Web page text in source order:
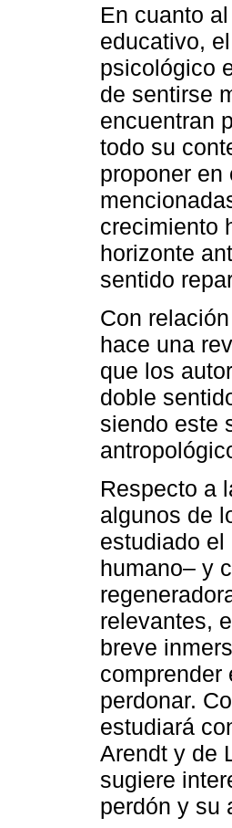
En cuanto
educativo,
psicológico
de sentirse
encuentran
todo su
proponer en
crecimiento
horizonte
sentido
Con
hace una
que los
doble
siendo este
Respecto a
algunos de
estudiado
humano– y
relevantes,
breve
comprender
perdonar.
estudiará
Arendt y de
sugiere
perdón y su